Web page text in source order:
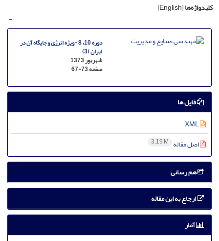
کلیدواژه‌ها[English]
-
دوره 10، 8 -ویژه انرژی و جایگاه آن در
ایران (3)
شهریور 1373
صفحه67-73
فایل ها
اصل مقاله 3.19 M
هم رسانی
ارجاع به این مقاله
آمار